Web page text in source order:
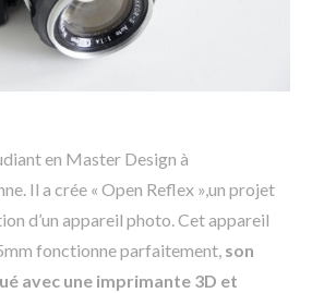
en Master Design à
Il a crée « Open Reflex »,un projet
d’un appareil photo. Cet appareil
fonctionne parfaitement, son
avec une imprimante 3D et